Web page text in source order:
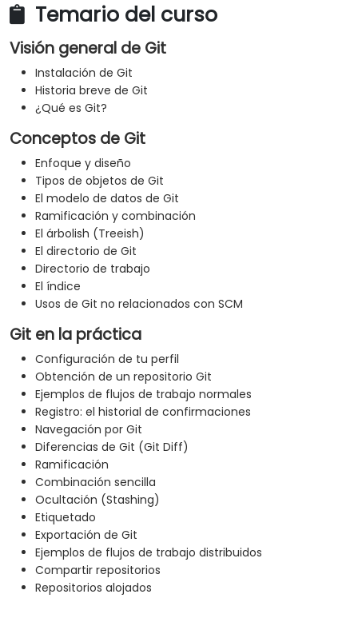
mantener un código rastreable en proyectos
colaborativos.
Temario del curso
Visión general de Git
Instalación de Git
Historia breve de Git
¿Qué es Git?
Conceptos de Git
Enfoque y diseño
Tipos de objetos de Git
El modelo de datos de Git
Ramificación y combinación
El árbolish (Treeish)
El directorio de Git
Directorio de trabajo
El índice
Usos de Git no relacionados con SCM
Git en la práctica
Configuración de tu perfil
Obtención de un repositorio Git
Ejemplos de flujos de trabajo normales
Registro: el historial de confirmaciones
Navegación por Git
Diferencias de Git (Git Diff)
Ramificación
Combinación sencilla
Ocultación (Stashing)
Etiquetado
Exportación de Git
Ejemplos de flujos de trabajo distribuidos
Compartir repositorios
Repositorios alojados